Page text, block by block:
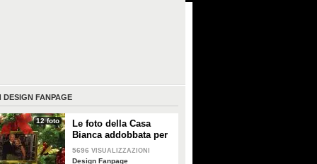
DESIGN FANPAGE
12 foto
Le foto della Casa
Bianca addobbata per
Natale 2021
5696 VISUALIZZAZIONI
Design Fanpage